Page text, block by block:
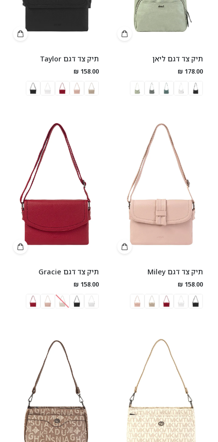
תיק צד דגם ליאן
178.00 ₪
תיק צד דגם Taylor
158.00 ₪
תיק צד דגם Miley
158.00 ₪
תיק צד דגם Gracie
158.00 ₪